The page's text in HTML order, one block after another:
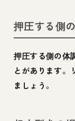
押圧する側
押圧する側の体
とがあります。
ましょう。